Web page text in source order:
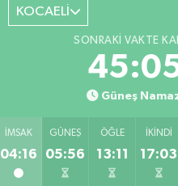
KOCAELİ
SONRAKI VAKTE
Güneş
İMSAK
04:16
GÜNEŞ
05:56
ÖĞLE
13:11
İKINDI
17:03